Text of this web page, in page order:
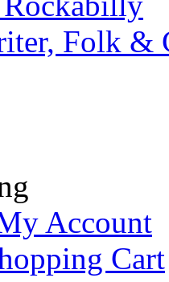
Folk &
Account
Cart